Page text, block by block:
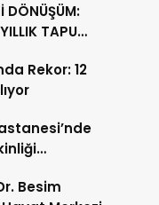
DÖNÜŞÜM:
TAPU
Rekor: 12
Besim